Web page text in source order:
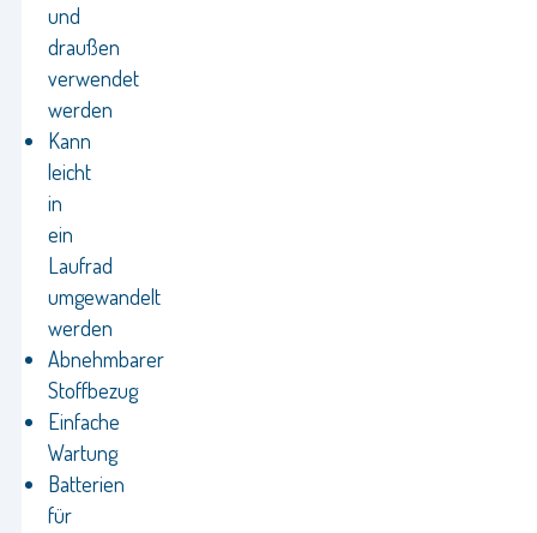
und
draußen
verwendet
werden
Kann
leicht
in
ein
Laufrad
umgewandelt
werden
Abnehmbarer
Stoffbezug
Einfache
Wartung
Batterien
für